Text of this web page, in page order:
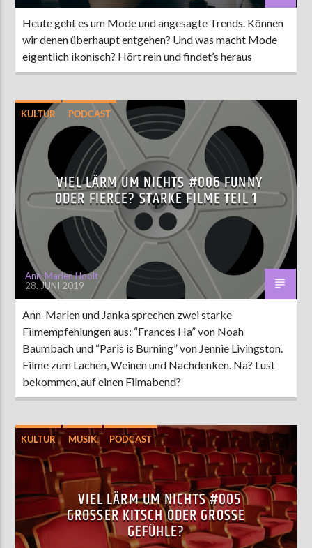
Heute geht es um Mode und angesagte Trends. Können
wir denen überhaupt entgehen? Und was macht Mode
eigentlich ikonisch? Hört rein und findet’s heraus
KULTUR PODCAST
VIEL LÄRM UM NICHTS #006 FUNNY
ODER FIERCE? STARKE FILME TEIL 1
Ann-Marlen Hoolt
28. JUNI 2019
Ann-Marlen und Janka sprechen zwei starke
Filmempfehlungen aus: “Frances Ha” von Noah
Baumbach und “Paris is Burning” von Jennie Livingston.
Filme zum Lachen, Weinen und Nachdenken. Na? Lust
bekommen, auf einen Filmabend?
KULTUR MUSIK PODCAST
VIEL LÄRM UM NICHTS #005
GROSSER KITSCH ODER GROSSE GE
FÜHLE?